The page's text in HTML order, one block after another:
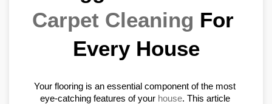
Carpet Cleaning For
Every House
Your flooring is an essential component of the most
eye-catching features of your house. This article